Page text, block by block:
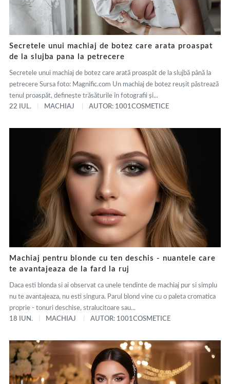
Secretele unui machiaj de botez care arata proaspat
de la slujba pana la petrecere
Secretele unui machiaj de botez care arată proaspăt de la slujbă până la
petrecere Sursa foto: Magnific.com Un machiaj de botez reușit păstrează
tenul proaspăt, definește trăsăturile în fotografii și...
22 IUL.
MACHIAJ AUTOR: 1001COSMETICE
Machiaj pentru blonde cu ten deschis - nuantele care
te avantajeaza de la fard la ruj
Daca esti blonda si ai observat ca unele tendinte de machiaj pur si simplu
nu te avantajeaza, nu esti singura. Parul blond vine cu o paleta cromatica
proprie - tonuri deschise, stralucitoare sau...
18 IUN.
MACHIAJ AUTOR: 1001COSMETICE